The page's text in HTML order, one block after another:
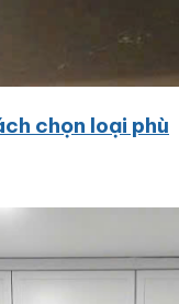
chọn loại phù